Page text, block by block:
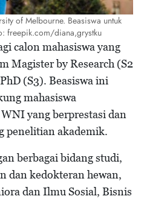
of Melbourne. Beasiswa untuk
freepik.com/diana,grystku
calon mahasiswa yang
Magister by Research (S2
(S3). Beasiswa ini
mahasiswa
yang berprestasi dan
penelitian akademik.
berbagai bidang studi,
dan kedokteran hewan,
dan Ilmu Sosial, Bisnis